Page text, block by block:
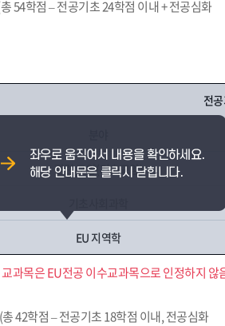
54학점 – 전공기초 24학점 이내 + 전공심화
전
관련 교양(기초교양)
EU 지역학
과목은 EU전공 이수교과목으로 인정하지 않
42학점 – 전공기초 18학점 이내, 전공심화